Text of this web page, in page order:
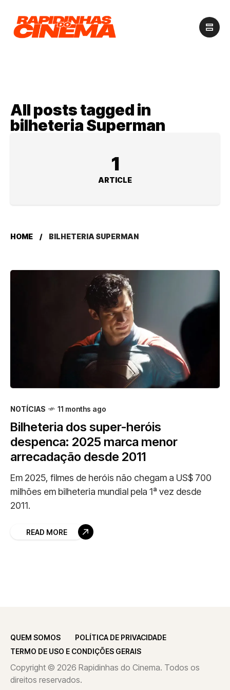
All posts tagged in
bilheteria Superman
1
ARTICLE
HOME BILHETERIA SUPERMAN
NOTÍCIAS 11 months ago
Bilheteria dos super-heróis
despenca: 2025 marca menor
arrecadação desde 2011
Em 2025, filmes de heróis não chegam a US$ 700
milhões em bilheteria mundial pela 1ª vez desde
2011.
READ MORE
QUEM SOMOS
POLÍTICA DE PRIVACIDADE
TERMO DE USO E CONDIÇÕES GERAIS
Copyright © 2026 Rapidinhas do Cinema. Todos os
direitos reservados.